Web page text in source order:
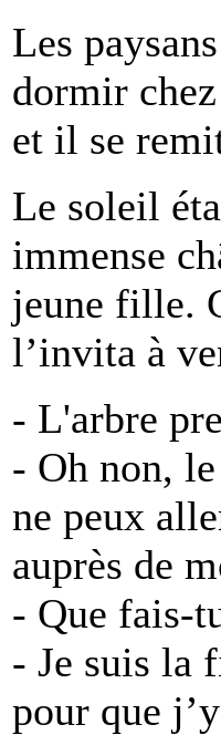
Les
dormir
et il se
Le soleil
immense
jeune fille.
l’invita à
- L'arbre
- Oh non,
ne peux
auprès de
- Que fais-
- Je suis la
pour que